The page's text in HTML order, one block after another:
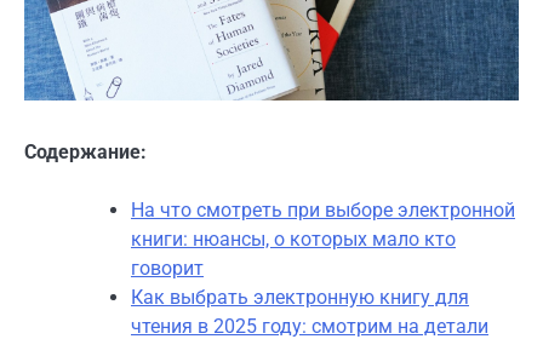
Содержание:
На что смотреть при выборе электронной
книги: нюансы, о которых мало кто
говорит
Как выбрать электронную книгу для
чтения в 2025 году: смотрим на детали